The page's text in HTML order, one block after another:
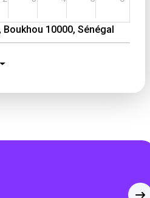
Boukhou 10000, Sénégal